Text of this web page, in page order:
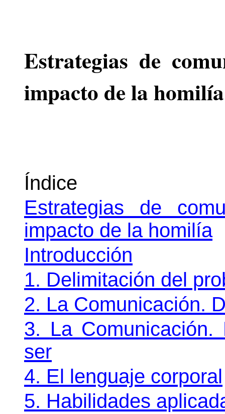
Estrategias de
impacto de la homilía
Índice
Estrategias de
impacto de la homilía
Introducción
1. Delimitación del
2. La Comunicación.
3. La
ser
4. El lenguaje corporal
5. Habilidades